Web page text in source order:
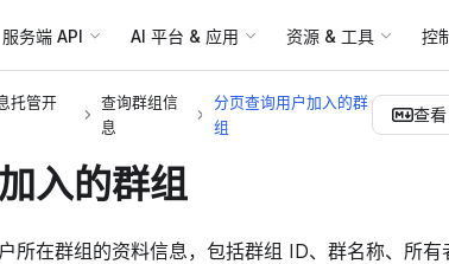
服务端 API AI 平台 & 应用 资源 & 工具 控
托管开
查询群组信
息
分页查询用户加入的群
组
查
入的群组
所在群组的资料信息，包括群组 ID、群名称、所